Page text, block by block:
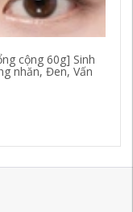
cộng 60g] Sinh
nhăn, Đen, Vấn